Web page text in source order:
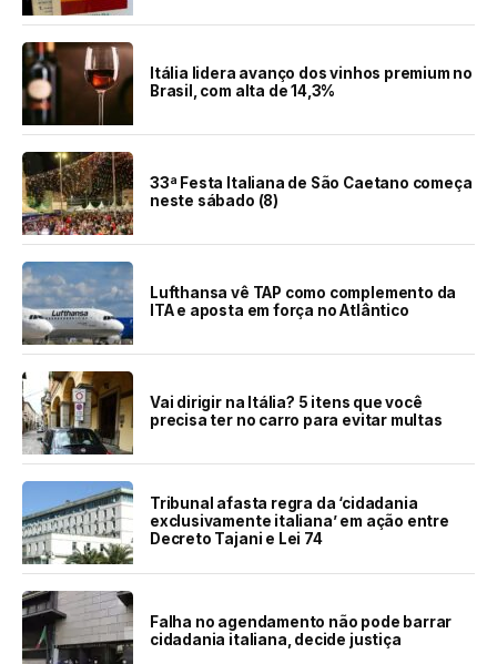
Itália lidera avanço dos vinhos premium no
Brasil, com alta de 14,3%
33ª Festa Italiana de São Caetano começa
neste sábado (8)
Lufthansa vê TAP como complemento da
ITA e aposta em força no Atlântico
Vai dirigir na Itália? 5 itens que você
precisa ter no carro para evitar multas
Tribunal afasta regra da ‘cidadania
exclusivamente italiana’ em ação entre
Decreto Tajani e Lei 74
Falha no agendamento não pode barrar
cidadania italiana, decide justiça